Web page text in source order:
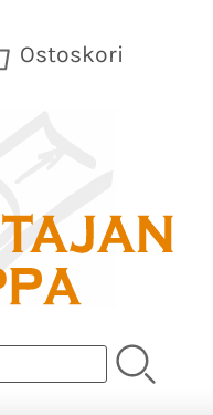
Ostoskori